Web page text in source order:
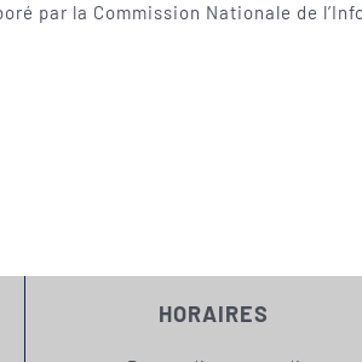
par la Commission Nationale de
HORAIRES